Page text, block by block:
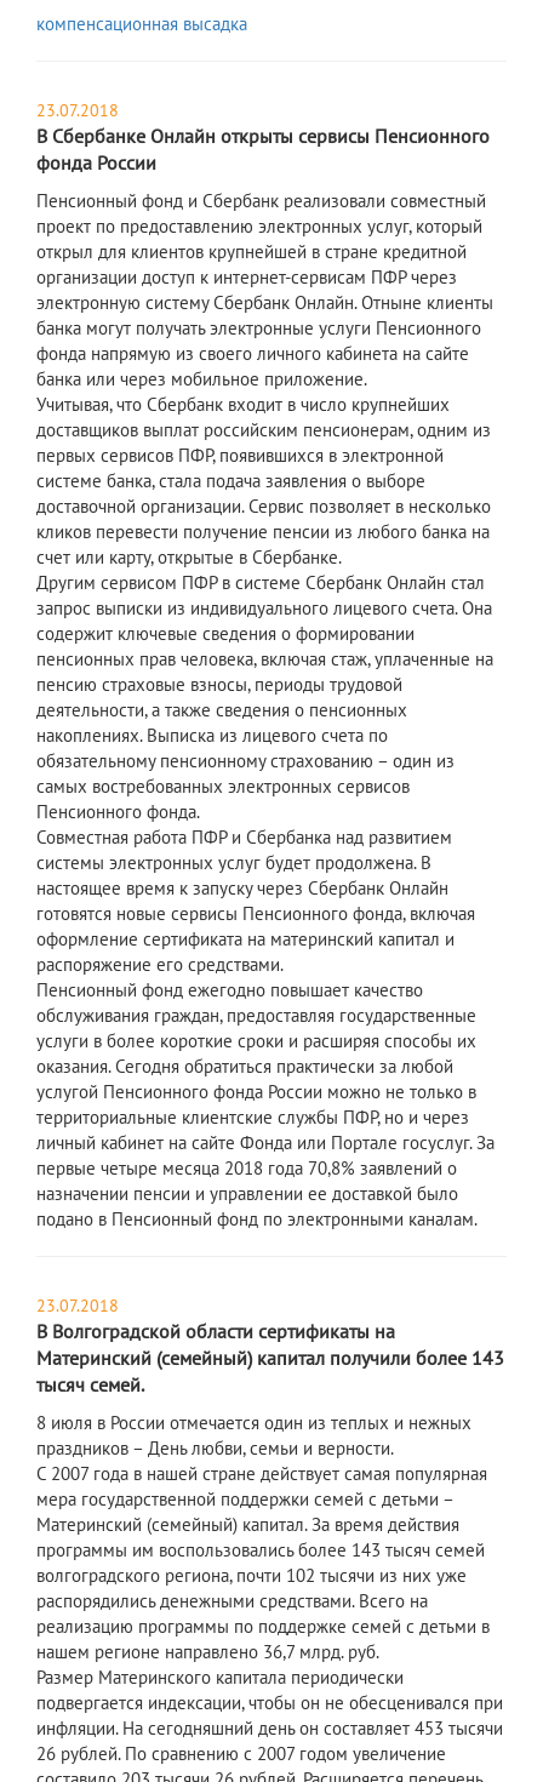
компенсационная высадка
23.07.2018
В Сбербанке Онлайн открыты сервисы Пенсионного
фонда России
Пенсионный фонд и Сбербанк реализовали совместный
проект по предоставлению электронных услуг, который
открыл для клиентов крупнейшей в стране кредитной
организации доступ к интернет-сервисам ПФР через
электронную систему Сбербанк Онлайн. Отныне клиенты
банка могут получать электронные услуги Пенсионного
фонда напрямую из своего личного кабинета на сайте
банка или через мобильное приложение.
Учитывая, что Сбербанк входит в число крупнейших
доставщиков выплат российским пенсионерам, одним из
первых сервисов ПФР, появившихся в электронной
системе банка, стала подача заявления о выборе
доставочной организации. Сервис позволяет в несколько
кликов перевести получение пенсии из любого банка на
счет или карту, открытые в Сбербанке.
Другим сервисом ПФР в системе Сбербанк Онлайн стал
запрос выписки из индивидуального лицевого счета. Она
содержит ключевые сведения о формировании
пенсионных прав человека, включая стаж, уплаченные на
пенсию страховые взносы, периоды трудовой
деятельности, а также сведения о пенсионных
накоплениях. Выписка из лицевого счета по
обязательному пенсионному страхованию – один из
самых востребованных электронных сервисов
Пенсионного фонда.
Совместная работа ПФР и Сбербанка над развитием
системы электронных услуг будет продолжена. В
настоящее время к запуску через Сбербанк Онлайн
готовятся новые сервисы Пенсионного фонда, включая
оформление сертификата на материнский капитал и
распоряжение его средствами.
Пенсионный фонд ежегодно повышает качество
обслуживания граждан, предоставляя государственные
услуги в более короткие сроки и расширяя способы их
оказания. Сегодня обратиться практически за любой
услугой Пенсионного фонда России можно не только в
территориальные клиентские службы ПФР, но и через
личный кабинет на сайте Фонда или Портале госуслуг. За
первые четыре месяца 2018 года 70,8% заявлений о
назначении пенсии и управлении ее доставкой было
подано в Пенсионный фонд по электронными каналам.
23.07.2018
В Волгоградской области сертификаты на
Материнский (семейный) капитал получили более 143
тысяч семей.
8 июля в России отмечается один из теплых и нежных
праздников – День любви, семьи и верности.
С 2007 года в нашей стране действует самая популярная
мера государственной поддержки семей с детьми –
Материнский (семейный) капитал. За время действия
программы им воспользовались более 143 тысяч семей
волгоградского региона, почти 102 тысячи из них уже
распорядились денежными средствами. Всего на
реализацию программы по поддержке семей с детьми в
нашем регионе направлено 36,7 млрд. руб.
Размер Материнского капитала периодически
подвергается индексации, чтобы он не обесценивался при
инфляции. На сегодняшний день он составляет 453 тысячи
26 рублей. По сравнению с 2007 годом увеличение